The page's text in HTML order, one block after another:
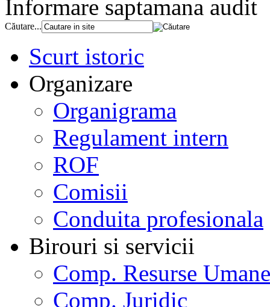
Informare saptamana audit
Căutare...
Scurt istoric
Organizare
Organigrama
Regulament intern
ROF
Comisii
Conduita profesionala
Birouri si servicii
Comp. Resurse Umane
Comp. Juridic